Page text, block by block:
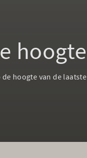
hoogte
hoogte van de laatste